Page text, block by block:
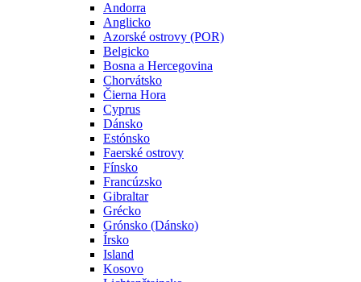
Andorra
Anglicko
Azorské ostrovy (POR)
Belgicko
Bosna a Hercegovina
Chorvátsko
Čierna Hora
Cyprus
Dánsko
Estónsko
Faerské ostrovy
Fínsko
Francúzsko
Gibraltar
Grécko
Grónsko (Dánsko)
Írsko
Island
Kosovo